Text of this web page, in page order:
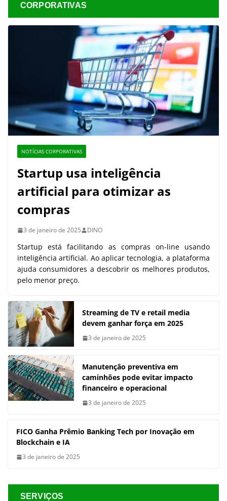
CORPORATIVAS
NOTÍCIAS CORPORATIVAS
Startup usa inteligência
artificial para otimizar as
compras
3 de janeiro de 2025 DINO
Startup está facilitando as compras on-line usando
inteligência artificial. Ao aplicar tecnologia, a plataforma
ajuda consumidores a descobrir os melhores produtos,
pelo menor preço.
Streaming de TV e retail media
devem ganhar força em 2025
3 de janeiro de 2025
Manutenção preventiva em
caminhões pode evitar impacto
financeiro e operacional
3 de janeiro de 2025
FICO Ganha Prêmio Banking Tech por Inovação em
Blockchain e IA
3 de janeiro de 2025
SERVIÇOS